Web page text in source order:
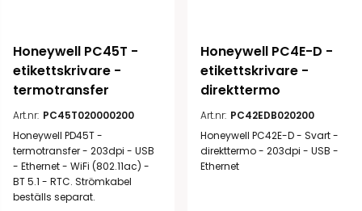
Honeywell PC45T -
etikettskrivare -
termotransfer
Art.nr: PC45T020000200
Honeywell PD45T -
termotransfer - 203dpi - USB
- Ethernet - WiFi (802.11ac) -
BT 5.1 - RTC. Strömkabel
beställs separat.
Honeywell PC4E-D -
etikettskrivare -
direkttermo
Art.nr: PC42EDB020200
Honeywell PC42E-D - Svart -
direkttermo - 203dpi - USB -
Ethernet